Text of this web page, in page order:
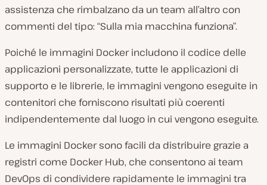
assistenza che rimbalzano da un team all’altro con
commenti del tipo: “Sulla mia macchina funziona”.
Poiché le immagini Docker includono il codice delle
applicazioni personalizzate, tutte le applicazioni di
supporto e le librerie, le immagini vengono eseguite in
contenitori che forniscono risultati più coerenti
indipendentemente dal luogo in cui vengono eseguite.
Le immagini Docker sono facili da distribuire grazie a
registri come Docker Hub, che consentono ai team
DevOps di condividere rapidamente le immagini tra